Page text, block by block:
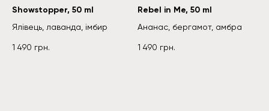
Showstopper, 50 ml
Ялівець, лаванда, імбир
1 490 грн.
Rebel in Me, 50 ml
Ананас, бергамот, амбра
1 490 грн.